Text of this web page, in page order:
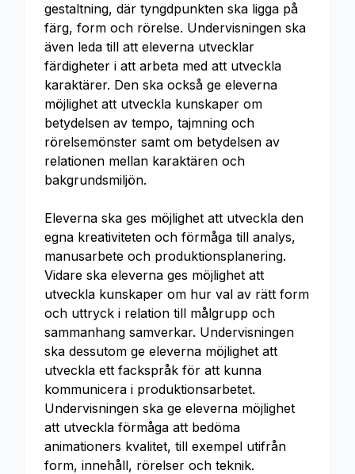
gestaltning, där tyngdpunkten ska ligga på
färg, form och rörelse. Undervisningen ska
även leda till att eleverna utvecklar
färdigheter i att arbeta med att utveckla
karaktärer. Den ska också ge eleverna
möjlighet att utveckla kunskaper om
betydelsen av tempo, tajmning och
rörelsemönster samt om betydelsen av
relationen mellan karaktären och
bakgrundsmiljön.
Eleverna ska ges möjlighet att utveckla den
egna kreativiteten och förmåga till analys,
manusarbete och produktionsplanering.
Vidare ska eleverna ges möjlighet att
utveckla kunskaper om hur val av rätt form
och uttryck i relation till målgrupp och
sammanhang samverkar. Undervisningen
ska dessutom ge eleverna möjlighet att
utveckla ett fackspråk för att kunna
kommunicera i produktionsarbetet.
Undervisningen ska ge eleverna möjlighet
att utveckla förmåga att bedöma
animationers kvalitet, till exempel utifrån
form, innehåll, rörelser och teknik.